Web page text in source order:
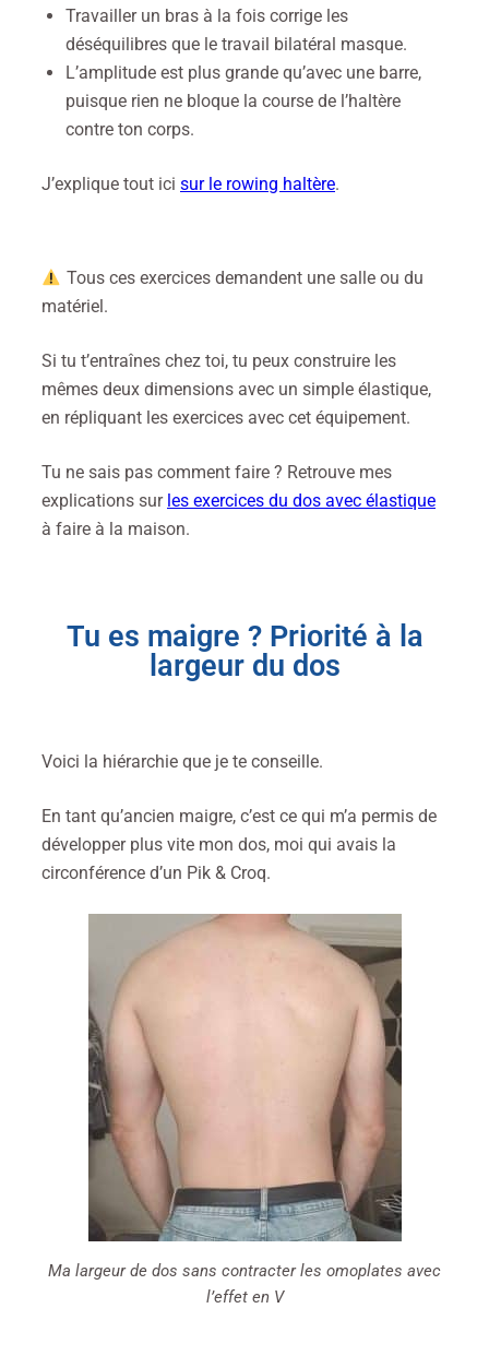
Travailler un bras à la fois corrige les
déséquilibres que le travail bilatéral masque.
L’amplitude est plus grande qu’avec une barre,
puisque rien ne bloque la course de l’haltère
contre ton corps.
J’explique tout ici sur le rowing haltère.
Tous ces exercices demandent une salle ou du
matériel.
Si tu t’entraînes chez toi, tu peux construire les
mêmes deux dimensions avec un simple élastique,
en répliquant les exercices avec cet équipement.
Tu ne sais pas comment faire ? Retrouve mes
explications sur les exercices du dos avec élastique
à faire à la maison.
Tu es maigre ? Priorité à la
largeur du dos
Voici la hiérarchie que je te conseille.
En tant qu’ancien maigre, c’est ce qui m’a permis de
développer plus vite mon dos, moi qui avais la
circonférence d’un Pik & Croq.
Ma largeur de dos sans contracter les omoplates avec
l’effet en V